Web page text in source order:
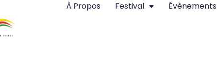
À Propos Festival Évènements